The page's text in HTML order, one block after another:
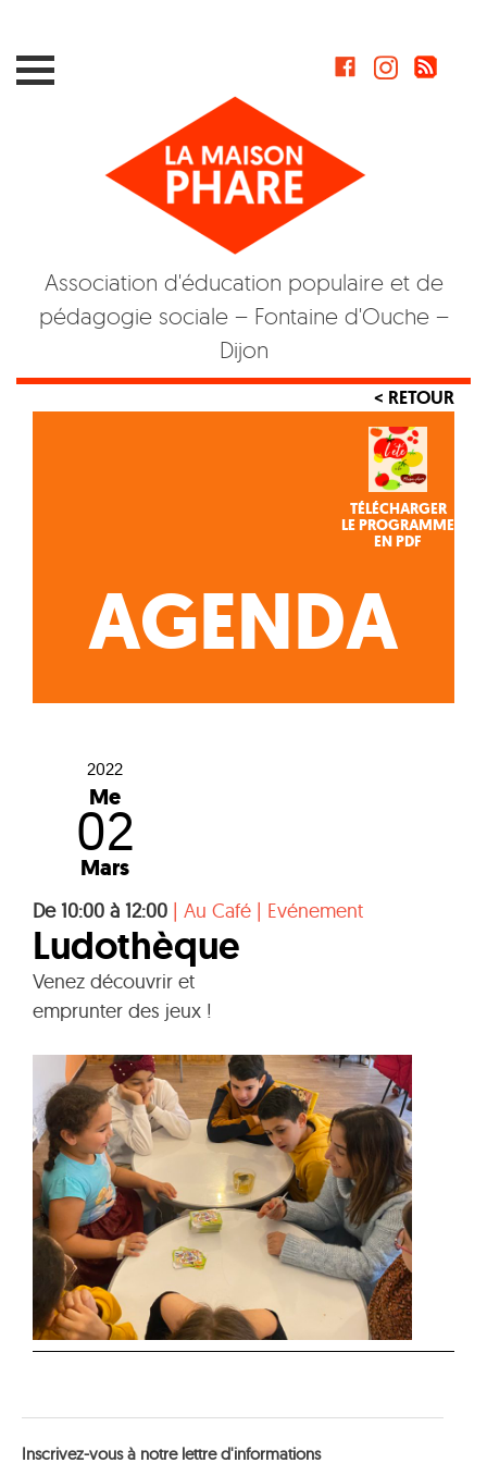
Association d'éducation populaire et de
pédagogie sociale – Fontaine d'Ouche –
Dijon
< RETOUR
TÉLÉCHARGER
LE PROGRAMME
EN PDF
AGENDA
2022
Me
02
Mars
De 10:00 à 12:00 | Au Café | Evénement
Ludothèque
Venez découvrir et
emprunter des jeux !
Inscrivez-vous à notre lettre d'informations